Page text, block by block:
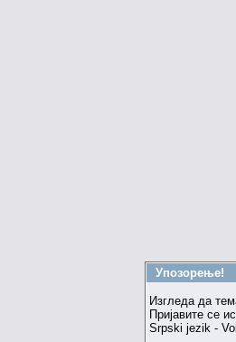
Упозорење!
Изгледа да
Пријавите се
Srpski jezik -